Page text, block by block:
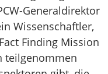
Generaldirektor
Wissenschaftler,
Finding Mission
teilgenommen